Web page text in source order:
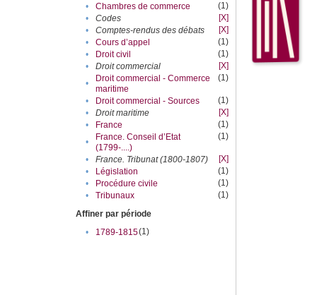
•
Chambres de commerce
(1)
•
Codes
[X]
•
Comptes-rendus des débats
[X]
•
Cours d’appel
(1)
•
Droit civil
(1)
•
Droit commercial
[X]
•
Droit commercial - Commerce
maritime
(1)
• Droit commercial - Sources
(1)
•
Droit maritime
[X]
•
France
(1)
•
France. Conseil d’Etat
(1799-....)
(1)
• France. Tribunat (1800-1807)
[X]
•
Législation
(1)
•
Procédure civile
(1)
•
Tribunaux
(1)
Affiner par période
•
1789-1815(1)